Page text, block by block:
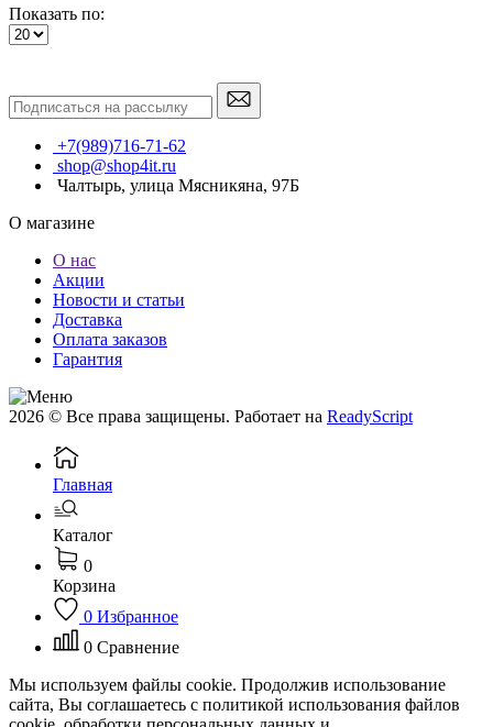
Показать по:
+7(989)716-71-62
shop@shop4it.ru
Чалтырь, улица Мясникяна, 97Б
О магазине
О нас
Акции
Новости и статьи
Доставка
Оплата заказов
Гарантия
2026 © Все права защищены. Работает на ReadyScript
Главная
Каталог
0
Корзина
0 Избранное
0 Сравнение
Мы используем файлы cookie. Продолжив использование
сайта, Вы соглашаетесь с политикой использования файлов